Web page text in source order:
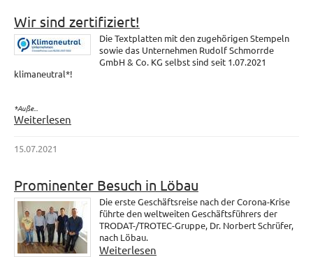
Wir sind zertifiziert!
Die Textplatten mit den zugehörigen Stempeln
sowie das Unternehmen Rudolf Schmorrde
GmbH & Co. KG selbst sind seit 1.07.2021
klimaneutral*!
*Auße...
Weiterlesen
15.07.2021
Prominenter Besuch in Löbau
Die erste Geschäftsreise nach der Corona-Krise
führte den weltweiten Geschäftsführers der
TRODAT-/TROTEC-Gruppe, Dr. Norbert Schrüfer,
nach Löbau.
Weiterlesen